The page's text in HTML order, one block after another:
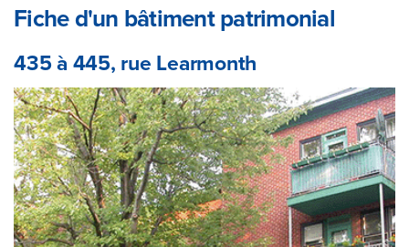
Fiche d'un bâtiment patrimonial
435 à 445, rue Learmonth